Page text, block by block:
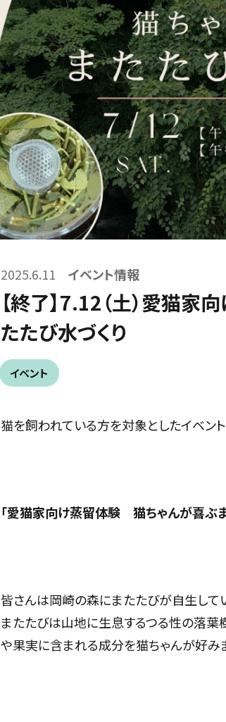
2025.6.11 イベント情報
【終了】7.12（土）愛猫
たたび水づくり
イベント
猫を飼われている方を対象としたイベント
「愛猫家向け蒸留体験 猫ちゃんが喜ぶま
皆さんは岡崎の森にまたたびが自生して
またたびは山地に生息するつる性の落葉
や果実に含まれる成分を猫ちゃんが好み